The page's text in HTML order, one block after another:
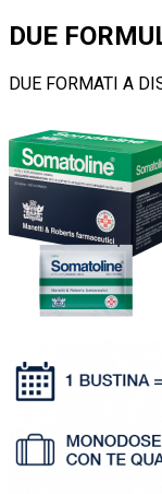
DUE
DUE FORMATI A